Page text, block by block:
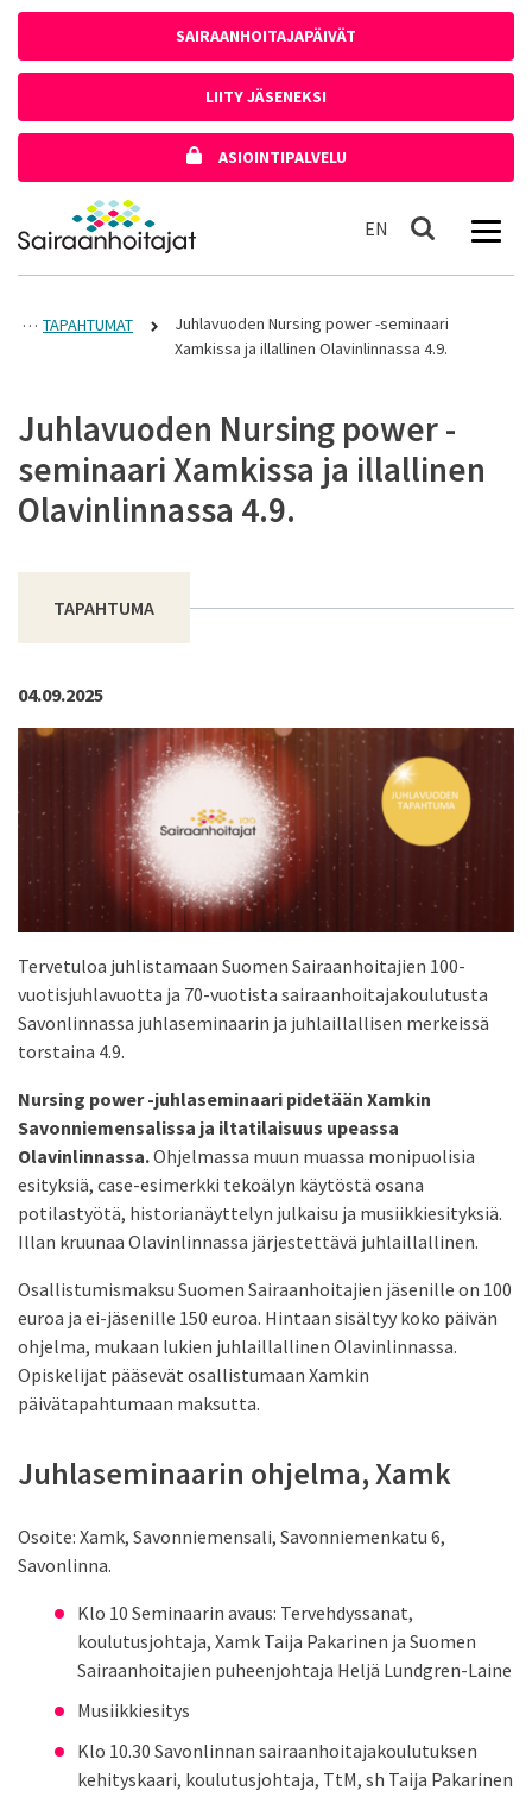
SAIRAANHOITAJAPÄIVÄT
LIITY JÄSENEKSI
ASIOINTIPALVELU
Etusivulle
EN In English
Haku
TAPAHTUMAT
Juhlavuoden Nursing power -seminaari
Xamkissa ja illallinen Olavinlinnassa 4.9.
Juhlavuoden Nursing power -
seminaari Xamkissa ja illallinen
Olavinlinnassa 4.9.
TAPAHTUMA
04.09.2025
Tervetuloa juhlistamaan Suomen Sairaanhoitajien 100-
vuotisjuhlavuotta ja 70-vuotista sairaanhoitajakoulutusta
Savonlinnassa juhlaseminaarin ja juhlaillallisen merkeissä
torstaina 4.9.
Nursing power -juhlaseminaari pidetään Xamkin
Savonniemensalissa ja iltatilaisuus upeassa
Olavinlinnassa.Ohjelmassa muun muassa monipuolisia
esityksiä, case-esimerkki tekoälyn käytöstä osana
potilastyötä, historianäyttelyn julkaisu ja musiikkiesityksiä.
Illan kruunaa Olavinlinnassa järjestettävä juhlaillallinen.
Osallistumismaksu Suomen Sairaanhoitajien jäsenille on 100
euroa ja ei-jäsenille 150 euroa. Hintaan sisältyy koko päivän
ohjelma, mukaan lukien juhlaillallinen Olavinlinnassa.
Opiskelijat pääsevät osallistumaan Xamkin
päivätapahtumaan maksutta.
Juhlaseminaarin ohjelma, Xamk
Osoite: Xamk, Savonniemensali, Savonniemenkatu 6,
Savonlinna.
Klo 10 Seminaarin avaus: Tervehdyssanat,
koulutusjohtaja, Xamk Taija Pakarinen ja Suomen
Sairaanhoitajien puheenjohtaja Heljä Lundgren-Laine
Musiikkiesitys
Klo 10.30 Savonlinnan sairaanhoitajakoulutuksen
kehityskaari, koulutusjohtaja, TtM, sh Taija Pakarinen